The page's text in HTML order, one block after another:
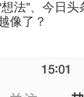
法”、今日头
像了？